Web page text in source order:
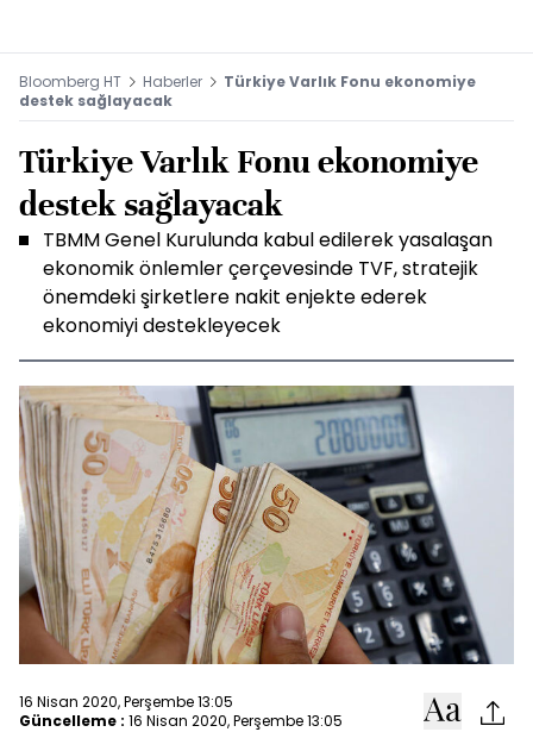
Bloomberg HT Haberler
Türkiye Varlık Fonu ekonomiye
destek sağlayacak
Türkiye Varlık Fonu ekonomiye
destek sağlayacak
TBMM Genel Kurulunda kabul edilerek yasalaşan
ekonomik önlemler çerçevesinde TVF, stratejik
önemdeki şirketlere nakit enjekte ederek
ekonomiyi destekleyecek
16 Nisan 2020, Perşembe 13:05
Güncelleme : 16 Nisan 2020, Perşembe 13:05